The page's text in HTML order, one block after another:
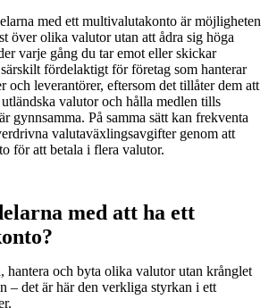
med ett multivalutakonto är möjligheten
över olika valutor utan att ådra sig höga
varje gång du tar emot eller skickar
fördelaktigt för företag som hanterar
och leverantörer, eftersom det tillåter dem att
valutor och hålla medlen tills
gynnsamma. På samma sätt kan frekventa
valutaväxlingsavgifter genom att
för att betala i flera valutor.
med att ha ett
hantera och byta olika valutor utan krånglet
– det är här den verkliga styrkan i ett